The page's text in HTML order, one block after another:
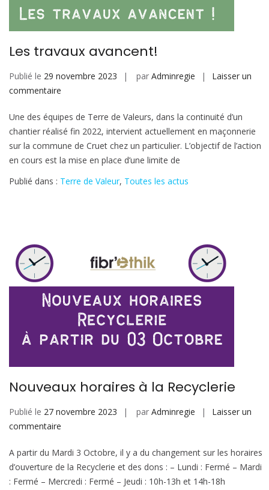
Les travaux avancent!
Publié le 29 novembre 2023 par Adminregie
Laisser un
commentaire
travaux
avancent!
Une des équipes de Terre de Valeurs, dans la continuité d’un
chantier réalisé fin 2022, intervient actuellement en maçonnerie
sur la commune de Cruet chez un particulier. L’objectif de l’action
en cours est la mise en place d’une limite de
Publié dans : Terre de Valeur, Toutes les actus
Nouveaux horaires à la Recyclerie
Publié le 27 novembre 2023 par Adminregie
Laisser un
commentaire
horaires
à
la
A partir du Mardi 3 Octobre, il y a du changement sur les horaires
d’ouverture de la Recyclerie et des dons : – Lundi : Fermé – Mardi
: Fermé – Mercredi : Fermé – Jeudi : 10h-13h et 14h-18h